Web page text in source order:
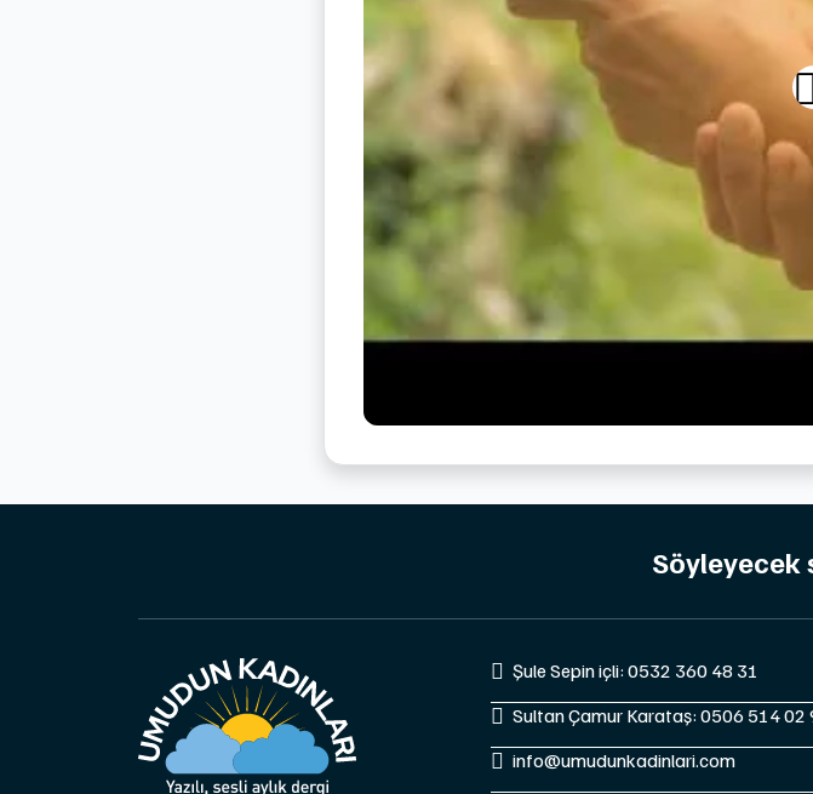
Söyleyecek
Şule Sepin içli: 0532 360 48 31
Sultan Çamur Karataş: 0506 514 02
info@umudunkadinlari.com